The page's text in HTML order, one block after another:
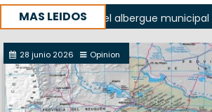
MAS LEIDOS
del albergue municipal de Viedma
con un encuentro provincial en Roca
28 junio 2026 Opinion